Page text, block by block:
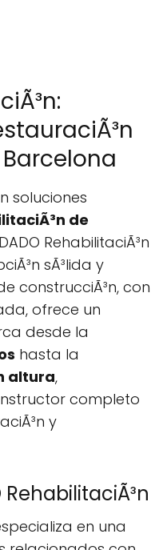
soluciones
de
RehabilitaciÃ³n
sÃ³lida y
construcciÃ³n, con
ofrece un
desde la
hasta la
altura,
completo
y
en una